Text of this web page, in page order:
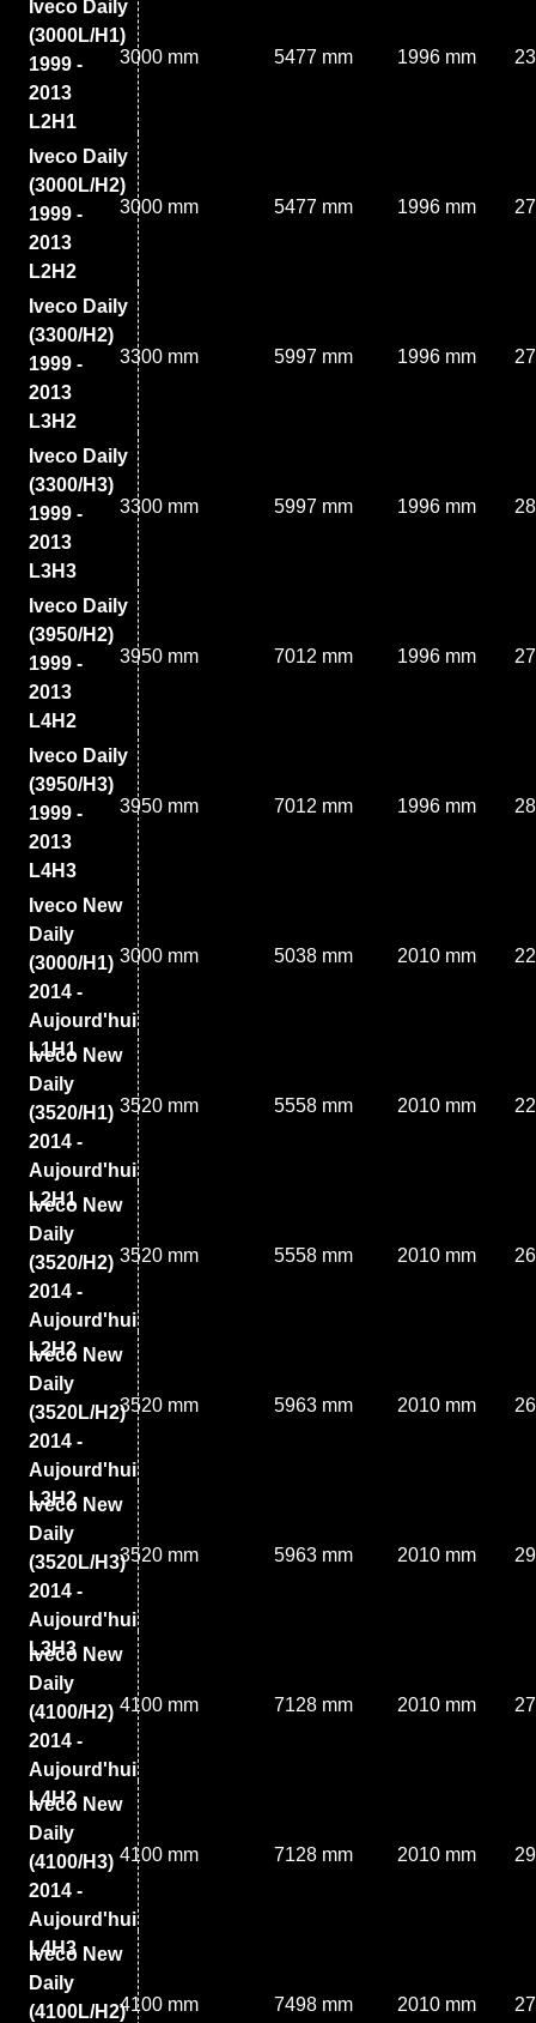
Iveco Daily
(3000L/H1)
1999 -
2013
L2H1
3000 mm 5477 mm 1996 mm
Iveco Daily
(3000L/H2)
1999 -
2013
L2H2
3000 mm 5477 mm 1996 mm
Iveco Daily
(3300/H2)
1999 -
2013
L3H2
3300 mm 5997 mm 1996 mm
Iveco Daily
(3300/H3)
1999 -
2013
L3H3
3300 mm 5997 mm 1996 mm
Iveco Daily
(3950/H2)
1999 -
2013
L4H2
3950 mm 7012 mm 1996 mm
Iveco Daily
(3950/H3)
1999 -
2013
L4H3
3950 mm 7012 mm 1996 mm
Iveco New
Daily
(3000/H1)
2014 -
Aujourd'hui
L1H1
3000 mm 5038 mm 2010 mm
Iveco New
Daily
(3520/H1)
2014 -
Aujourd'hui
L2H1
3520 mm 5558 mm 2010 mm
Iveco New
Daily
(3520/H2)
2014 -
Aujourd'hui
L2H2
3520 mm 5558 mm 2010 mm
Iveco New
Daily
(3520L/H2)
2014 -
Aujourd'hui
L3H2
3520 mm 5963 mm 2010 mm
Iveco New
Daily
(3520L/H3)
2014 -
Aujourd'hui
L3H3
3520 mm 5963 mm 2010 mm
Iveco New
Daily
(4100/H2)
2014 -
Aujourd'hui
L4H2
4100 mm 7128 mm 2010 mm
Iveco New
Daily
(4100/H3)
2014 -
Aujourd'hui
L4H3
4100 mm 7128 mm 2010 mm
Iveco New
Daily
(4100L/H2)4100 mm 7498 mm 2010 mm